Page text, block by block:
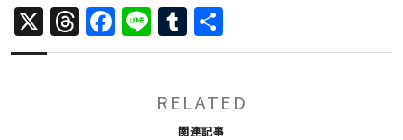
X Threads
Facebook
LineTumblr
有
RELATED
関連記事